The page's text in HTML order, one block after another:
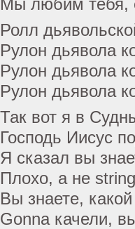
Мы любим тебя,
Ролл
Рулон дьявола
Рулон дьявола
Рулон дьявола
Так вот я в
Господь Иисус
Я сказал вы
Плохо, а не
Вы знаете,
Gonna качели,